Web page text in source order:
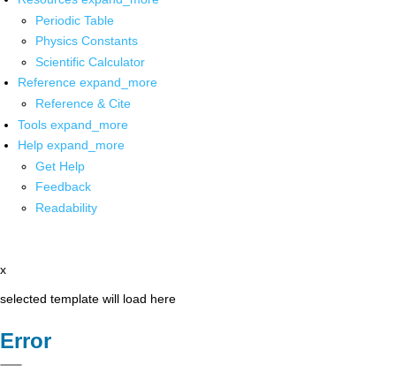
Periodic Table
Physics Constants
Scientific Calculator
Reference expand_more
Reference & Cite
Tools expand_more
Help expand_more
Get Help
Feedback
Readability
x
selected template will load here
Error